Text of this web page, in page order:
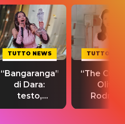
TUTTO NEWS
“Bangaranga”
di Dara:
testo,
traduzione e
TUTTO
“The
Olivia
testo,